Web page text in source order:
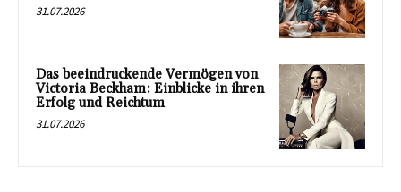
31.07.2026
Das beeindruckende Vermögen von
Victoria Beckham: Einblicke in ihren
Erfolg und Reichtum
31.07.2026